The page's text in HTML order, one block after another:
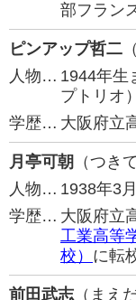
部フラン
ピンアップ哲二
人物… 1944年生
プトリオ
学歴… 大阪府立
月亭可朝 （つき
人物… 1938年3
学歴… 大阪府立
工業高等
校） に転
前田武志（まえ